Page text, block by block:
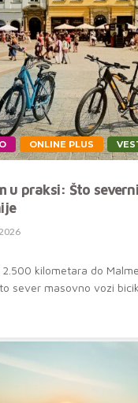
ONLINE PLUS
u praksi: Što
kilometara do
sever masovno vozi